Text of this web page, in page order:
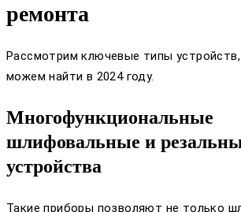
ремонта
Рассмотрим ключевые типы
можем найти в 2024 году.
Многофункциональные
шлифовальные и
устройства
Такие приборы позволяют не только